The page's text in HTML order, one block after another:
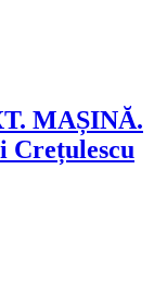
MAȘINĂ.
Crețulescu